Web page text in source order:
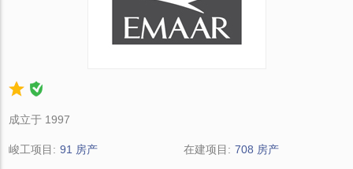
成立于 1997
峻工项目: 91 房产 在建项目: 708 房产